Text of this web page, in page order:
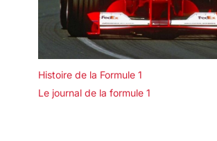
Histoire de la Formule 1
Le journal de la formule 1